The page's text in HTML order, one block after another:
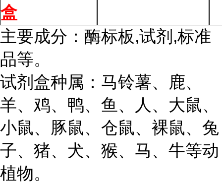
盒
主要成分：酶标板,试剂,标准
品等。
试剂盒种属：马铃薯、鹿、
羊、鸡、鸭、鱼、人、大鼠、
小鼠、豚鼠、仓鼠、裸鼠、兔
子、猪、犬、猴、马、牛等动
植物。